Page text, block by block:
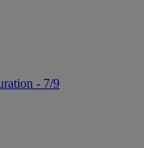
- 7/9